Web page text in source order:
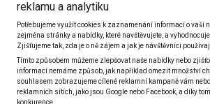
které svojí rozmanitostí dokáže
co skrývá sladká voda.